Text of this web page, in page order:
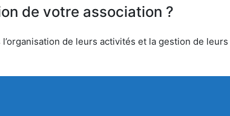
de votre association ?
de leurs activités et la gestion de